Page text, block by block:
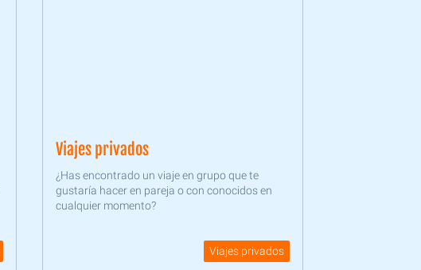
Viajes privados
¿Has encontrado un viaje en grupo que te
gustaría hacer en pareja o con conocidos en
cualquier momento?
Viajes privados